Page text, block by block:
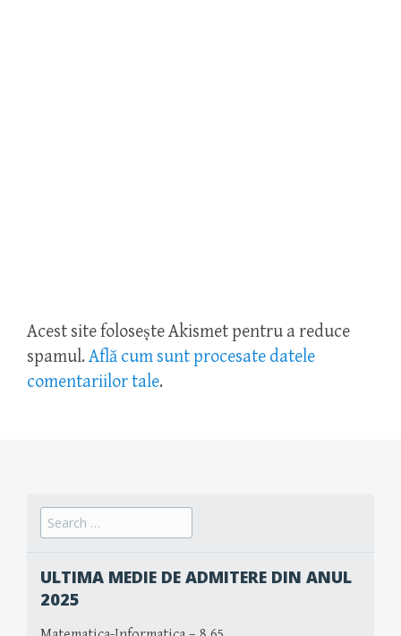
Acest site folosește Akismet pentru a reduce
spamul. Află cum sunt procesate datele
comentariilor tale.
Search
for:
ULTIMA MEDIE DE ADMITERE DIN ANUL
2025